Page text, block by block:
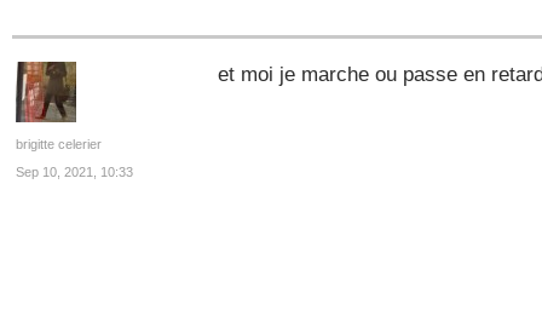
brigitte celerier
Sep 10, 2021, 10:33
et moi je marche ou passe en